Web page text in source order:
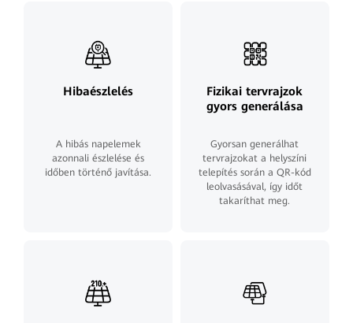
Hibaészlelés
A hibás napelemek
azonnali észlelése és
időben történő javítása.
Fizikai tervrajzok
gyors generálása
Gyorsan generálhat
tervrajzokat a helyszíni
telepítés során a QR-kód
leolvasásával, így időt
takaríthat meg.